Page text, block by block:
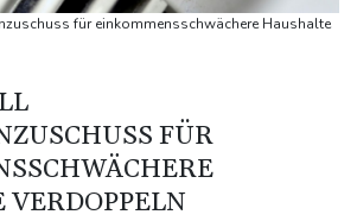
übernimmt Ermittlungen zu Sprengstoff-
in der Slowakei nach nur einem
für einkommensschwächere Haushalte
FÜR